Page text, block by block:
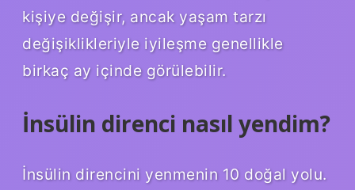
kişiye değişir, ancak yaşam tarzı
değişiklikleriyle iyileşme genellikle
birkaç ay içinde görülebilir.
İnsülin direnci nasıl yendim?
İnsülin direncini yenmenin 10 doğal yolu.